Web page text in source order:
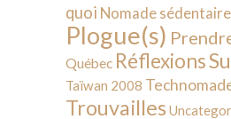
quoi Nomade sédentaire
Plogue(s)
Québec Réflexions
Taïwan 2008
Trouvailles